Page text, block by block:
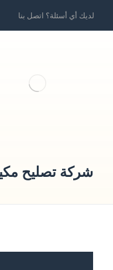
لديك أي أسئلة؟ اتصل بنا
شركة تصليح